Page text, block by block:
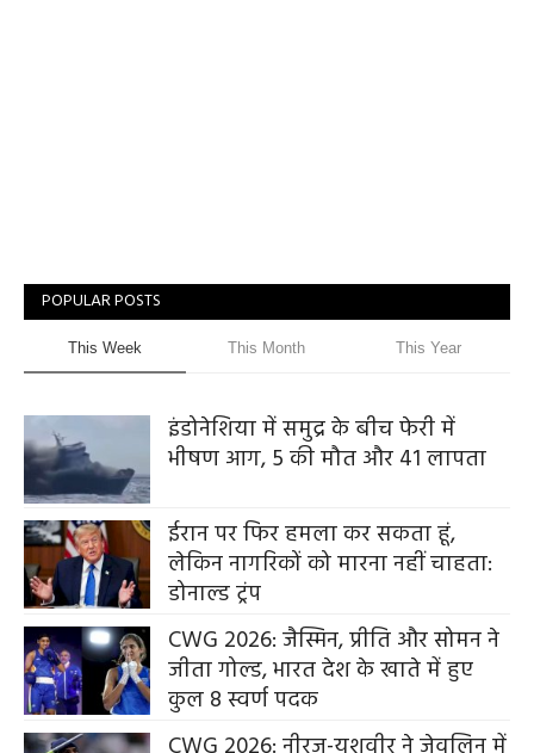
POPULAR POSTS
This Week This Month This Year
इंडोनेशिया में समुद्र के बीच फेरी में
भीषण आग, 5 की मौत और 41 लापता
ईरान पर फिर हमला कर सकता हूं,
लेकिन नागरिकों को मारना नहीं चाहता:
डोनाल्ड ट्रंप
CWG 2026: जैस्मिन, प्रीति और सोमन ने
जीता गोल्ड, भारत देश के खाते में हुए
कुल 8 स्वर्ण पदक